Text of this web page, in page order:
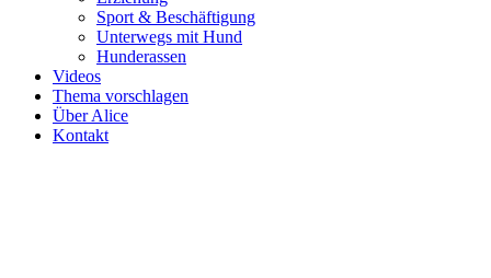
Sport & Beschäftigung
Unterwegs mit Hund
Hunderassen
Videos
Thema vorschlagen
Über Alice
Kontakt